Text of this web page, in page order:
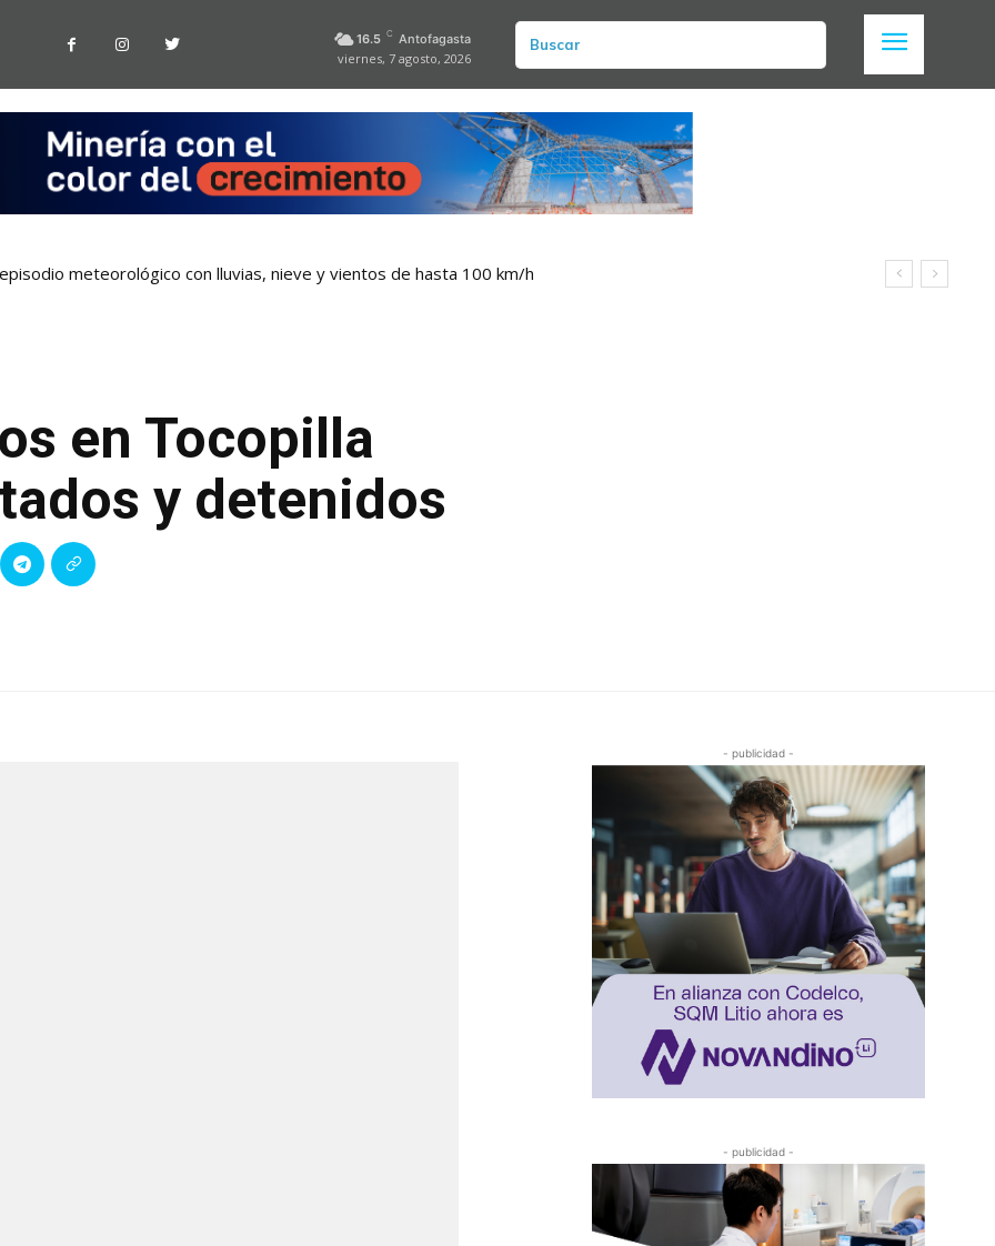
16.5 C Antofagasta
viernes, 7 agosto, 2026
Buscar
meteorológico con lluvias, nieve y vientos de hasta 100 km/h
en Tocopilla
y detenidos
- publicidad -
- publicidad -